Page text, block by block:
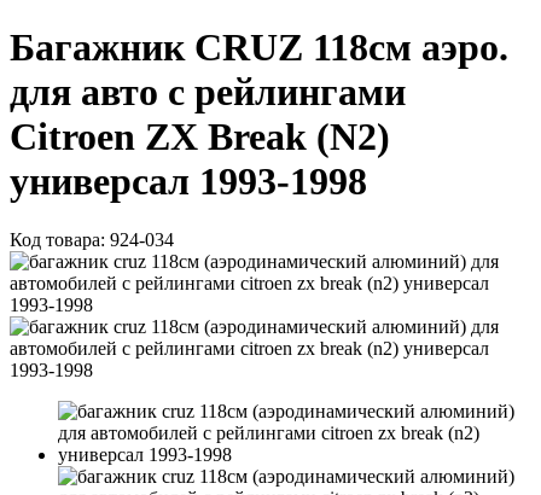
Багажник CRUZ 118см аэро.
для авто с рейлингами
Citroen ZX Break (N2)
универсал 1993-1998
Код товара: 924-034